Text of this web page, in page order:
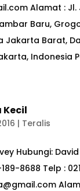
Alamat :
Baru,
Jakarta Barat,
Indonesia
Kecil
| Teralis
Hubungi:
8688 Telp :